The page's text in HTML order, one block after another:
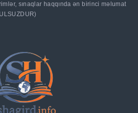
sınaqlar haqqında ən birinci məlumat